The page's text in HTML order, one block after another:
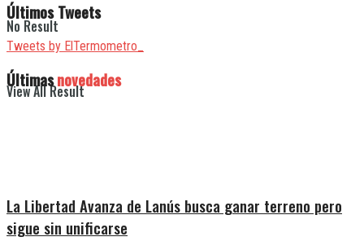
No Result
View All Result
Últimos Tweets
Tweets by ElTermometro_
Últimasnovedades
La Libertad Avanza de Lanús busca ganar terreno pero
sigue sin unificarse